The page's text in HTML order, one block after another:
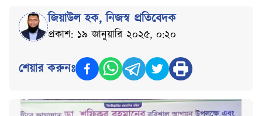
জিয়াউল হক,নিজস্ব প্রতিবেদক
প্রকাশ: ১৯ জানুয়ারি ২০২৫, ০:২০
শেয়ার করুনঃ